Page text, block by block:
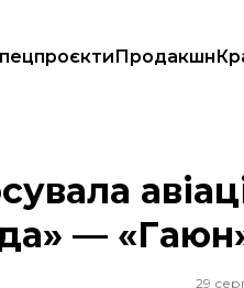
Продакшн
—
29